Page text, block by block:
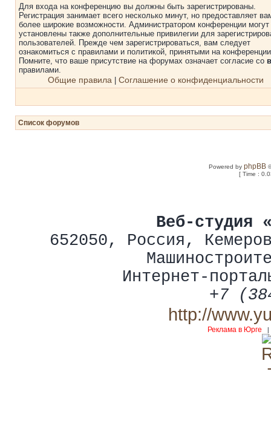
Для входа на конференцию вы должны быть зарегистрированы.
Регистрация занимает всего несколько минут, но предоставляет
более широкие возможности. Администратором конференции
установлены также дополнительные привилегии для
пользователей. Прежде чем зарегистрироваться, вам следует
ознакомиться с правилами и политикой, принятыми на
Помните, что ваше присутствие на форумах означает согласие со
правилами.
Общие правила Соглашение о конфиденциальности
Список форумов
Powered byphpBB
[ Time :
Веб-студия
652050, Россия ,
Интернет-
+7
http://
Реклама в Юрге